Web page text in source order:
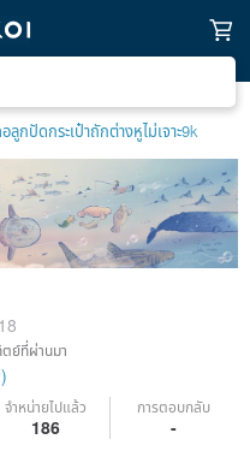
ลูกปัดกระเป๋าถักต่างหูไม่เจาะ9k
ตย์ที่ผ่านมา
จำหน่ายไปแล้ว
186
การตอบกลับ
-